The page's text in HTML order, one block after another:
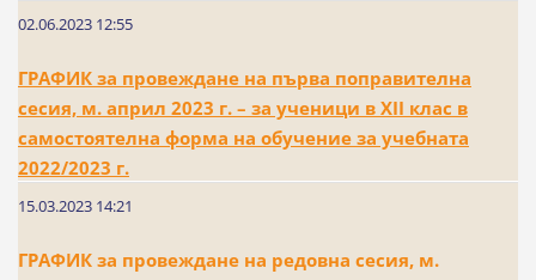
02.06.2023 12:55
ГРАФИК за провеждане на първа поправителна
сесия, м. април 2023 г. – за ученици в XII клас в
самостоятелна форма на обучение за учебната
2022/2023 г.
15.03.2023 14:21
ГРАФИК за провеждане на редовна сесия, м.